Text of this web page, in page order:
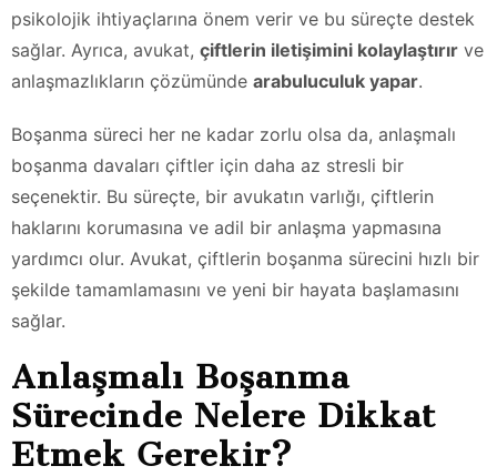
psikolojik ihtiyaçlarına önem verir ve bu süreçte destek
sağlar. Ayrıca, avukat, çiftlerin iletişimini kolaylaştırır ve
anlaşmazlıkların çözümünde arabuluculuk yapar.
Boşanma süreci her ne kadar zorlu olsa da, anlaşmalı
boşanma davaları çiftler için daha az stresli bir
seçenektir. Bu süreçte, bir avukatın varlığı, çiftlerin
haklarını korumasına ve adil bir anlaşma yapmasına
yardımcı olur. Avukat, çiftlerin boşanma sürecini hızlı bir
şekilde tamamlamasını ve yeni bir hayata başlamasını
sağlar.
Anlaşmalı Boşanma
Sürecinde Nelere Dikkat
Etmek Gerekir?